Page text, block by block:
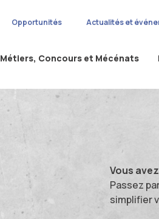
Opportunités Actualités et
Métiers, Concours et Mécénats
Vous
Passez
simplifier